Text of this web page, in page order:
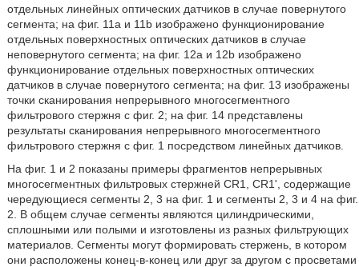
отдельных линейных оптических датчиков в случае повернутого
сегмента; на фиг. 11a и 11b изображено функционирование
отдельных поверхностных оптических датчиков в случае
неповернутого сегмента; на фиг. 12a и 12b изображено
функционирование отдельных поверхностных оптических
датчиков в случае повернутого сегмента; на фиг. 13 изображены
точки сканирования непрерывного многосегментного
фильтрового стержня с фиг. 2; на фиг. 14 представлены
результаты сканирования непрерывного многосегментного
фильтрового стержня с фиг. 1 посредством линейных датчиков.
На фиг. 1 и 2 показаны примеры фрагментов непрерывных
многосегментных фильтровых стержней CR1, CR1', содержащие
чередующиеся сегменты 2, 3 на фиг. 1 и сегменты 2, 3 и 4 на фиг.
2. В общем случае сегменты являются цилиндрическими,
сплошными или полыми и изготовлены из разных фильтрующих
материалов. Сегменты могут формировать стержень, в котором
они расположены конец-в-конец или друг за другом с просветами